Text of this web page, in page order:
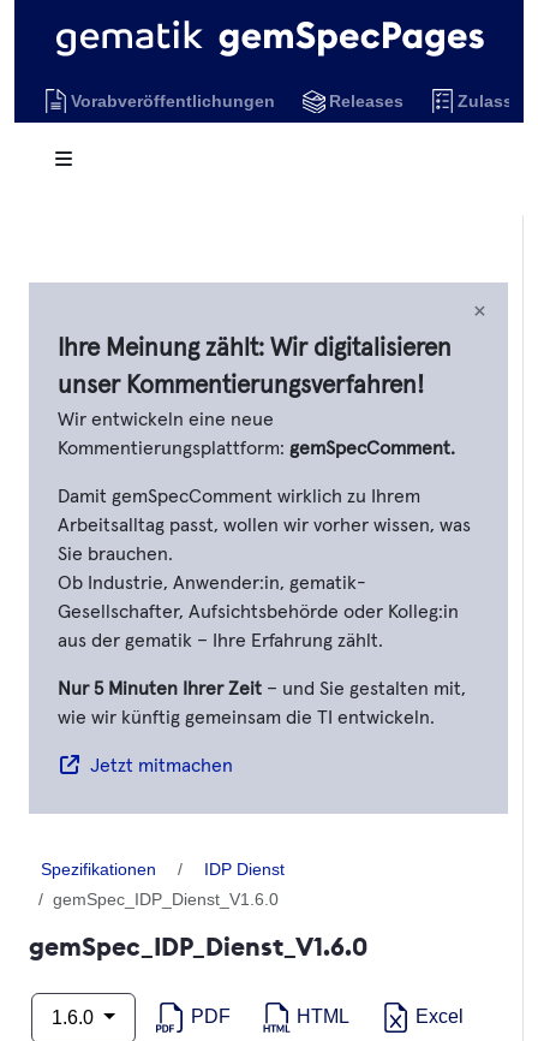
Vorabveröffentlichungen Releases
×
Ihre Meinung zählt: Wir digitalisieren
unser Kommentierungsverfahren!
Wir entwickeln eine neue
Kommentierungsplattform: gemSpecComment.
Damit gemSpecComment wirklich zu Ihrem
Arbeitsalltag passt, wollen wir vorher wissen, was
Sie brauchen.
Ob Industrie, Anwender:in, gematik-
Gesellschafter, Aufsichtsbehörde oder Kolleg:in
aus der gematik – Ihre Erfahrung zählt.
Nur 5 Minuten Ihrer Zeit – und Sie gestalten mit,
wie wir künftig gemeinsam die TI entwickeln.
Jetzt mitmachen
Spezifikationen
IDP Dienst
gemSpec_IDP_Dienst_V1.6.0
gemSpec_IDP_Dienst_V1.6.0
1.6.0 PDF HTML Excel